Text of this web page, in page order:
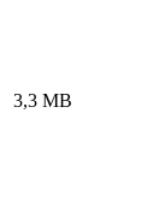
3,3 MB